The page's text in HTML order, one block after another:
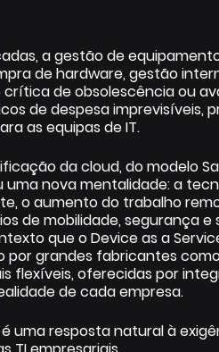
a gestão de
de hardware, gestão
de obsolescência ou
de despesa
as equipas de IT.
da cloud, do modelo
uma nova mentalidade: a
o aumento do trabalho
de mobilidade, segurança
que o Device as a
por grandes fabricantes
flexíveis, oferecidas por
de cada empresa.
é uma resposta natural à